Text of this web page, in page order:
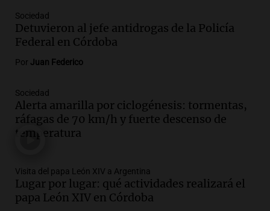
Audio.
lluvias, senadores manifiestan
oposición a ley de tierras
Panorama Federal
Audio.
centro de esquí Penitentes Park tras
siete años de cierre por falta de nieve
Panorama Federal
Audio.Madres en Rosario piden por la
ley Joaquín.
Viva la Radio Rosario
Sociedad
Detuvieron al jefe antidrogas de la Policía
Federal en Córdoba
Por Juan Federico
Sociedad
Alerta amarilla por ciclogénesis: tormentas,
ráfagas de 70 km/h y fuerte descenso de
temperatura
Visita del papa León XIV a Argentina
Lugar por lugar: qué actividades realizará el
papa León XIV en Córdoba